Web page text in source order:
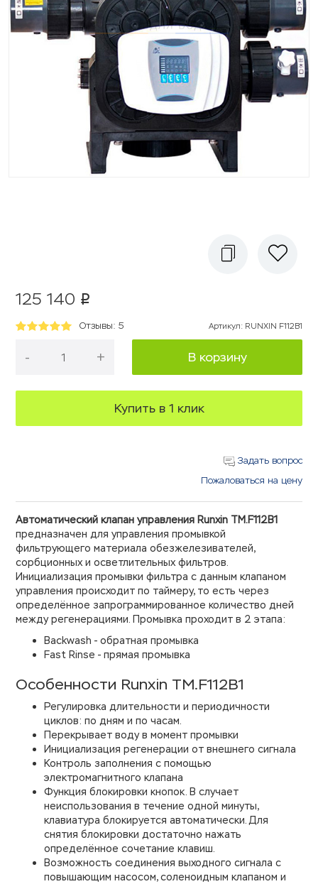
125 140 p
Отзывы: 5 Артикул: RUNXIN F112В1
- + В корзину
Купить в 1 клик
Задать вопрос
Пожаловаться на цену
Автоматический клапан управления Runxin TM.F112B1
предназначен для управления промывкой
фильтрующего материала обезжелезивателей,
сорбционных и осветлительных фильтров.
Инициализация промывки фильтра с данным клапаном
управления происходит по таймеру, то есть через
определённое запрограммированное количество дней
между регенерациями. Промывка проходит в 2 этапа:
Backwash - обратная промывка
Fast Rinse - прямая промывка
Особенности Runxin ТМ.F112B1
Регулировка длительности и периодичности
циклов: по дням и по часам.
Перекрывает воду в момент промывки
Инициализация регенерации от внешнего сигнала
Контроль заполнения с помощью
электромагнитного клапана
Функция блокировки кнопок. В случает
неиспользования в течение одной минуты,
клавиатура блокируется автоматически. Для
снятия блокировки достаточно нажать
определённое сочетание клавиш.
Возможность соединения выходного сигнала с
повышающим насосом, соленоидным клапаном и